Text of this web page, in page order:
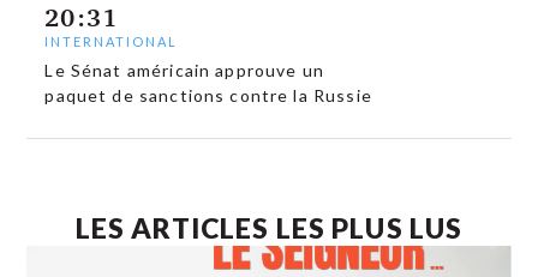
20:31
INTERNATIONAL
Le Sénat américain approuve un
paquet de sanctions contre la Russie
LES ARTICLES LES PLUS LUS